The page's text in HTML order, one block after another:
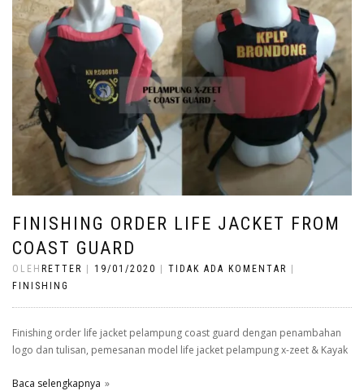
FINISHING ORDER LIFE JACKET FROM
COAST GUARD
OLEH RETTER | 19/01/2020 | TIDAK ADA KOMENTAR |
FINISHING
Finishing order life jacket pelampung coast guard dengan penambahan
logo dan tulisan, pemesanan model life jacket pelampung x-zeet & Kayak
Baca selengkapnya